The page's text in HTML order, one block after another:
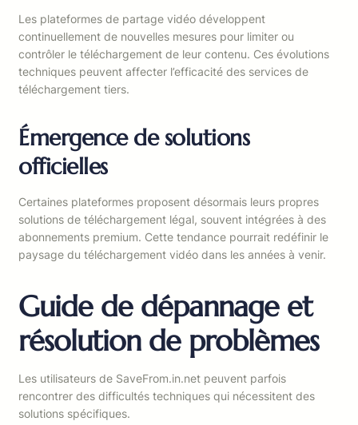
Les plateformes de partage vidéo développent
continuellement de nouvelles mesures pour limiter ou
contrôler le téléchargement de leur contenu. Ces évolutions
techniques peuvent affecter l’efficacité des services de
téléchargement tiers.
Émergence de solutions
officielles
Certaines plateformes proposent désormais leurs propres
solutions de téléchargement légal, souvent intégrées à des
abonnements premium. Cette tendance pourrait redéfinir le
paysage du téléchargement vidéo dans les années à venir.
Guide de dépannage et
résolution de problèmes
Les utilisateurs de SaveFrom.in.net peuvent parfois
rencontrer des difficultés techniques qui nécessitent des
solutions spécifiques.